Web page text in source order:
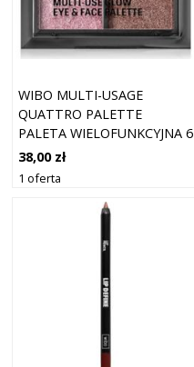
WIBO MULTI-USAGE
QUATTRO PALETTE
PALETA WIELOFUNKCYJNA 6
G
38,00 zł
1 oferta